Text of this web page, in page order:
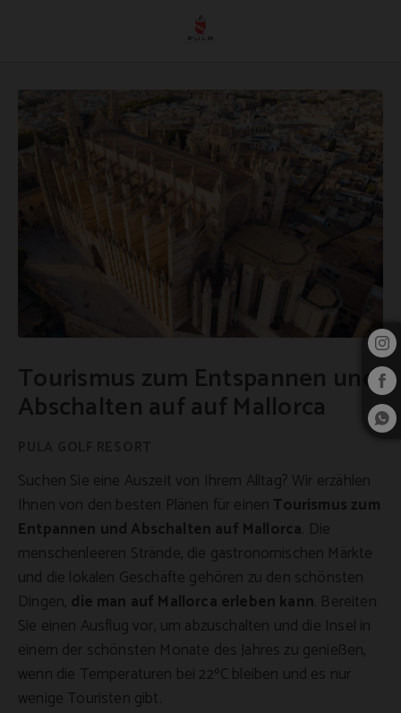
Tourismus zum Entspannen und
Abschalten auf auf Mallorca
Suchen Sie eine Auszeit von Ihrem Alltag? Wir erzählen
Ihnen von den besten Plänen für einen Tourismus zum
Entpannen und Abschalten auf Mallorca . Die
menschenleeren Strände, die gastronomischen Märkte
und die lokalen Geschäfte gehören zu den schönsten
Dingen, die man auf Mallorca erleben kann . Bereiten
Sie einen Ausflug vor, um abzuschalten und die Insel in
einem der schönsten Monate des Jahres zu genießen,
wenn die Temperaturen bei 22ºC bleiben und es nur
wenige Touristen gibt.